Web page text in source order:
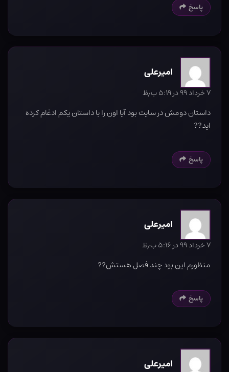
پاسخ
امیرعلی
۷ خرداد ۹۹ در ۵:۱۹ ب٫ظ
داستان دومش در سایت بود آیا اون را با داستان یکم ادغام کرده
اید??
پاسخ
امیرعلی
۷ خرداد ۹۹ در ۵:۱۶ ب٫ظ
منظورم این بود چند فصل هستش??
پاسخ
امیرعلی